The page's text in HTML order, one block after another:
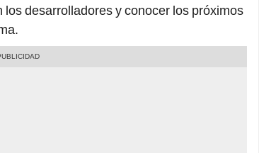
los desarrolladores y conocer los próximos